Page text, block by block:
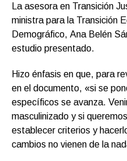
La asesora en Transición
ministra para la Transición
Demográfico, Ana Belén
estudio presentado.
Hizo énfasis en que, para
en el documento, «si se
específicos se avanza.
masculinizado y si
establecer criterios y
cambios no vienen de la